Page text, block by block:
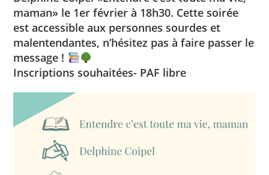
maman» le 1er février à 18h30. Cette soirée
est accessible aux personnes sourdes et
malentendantes, n’hésitez pas à faire passer le
message !
Inscriptions souhaitées- PAF libre